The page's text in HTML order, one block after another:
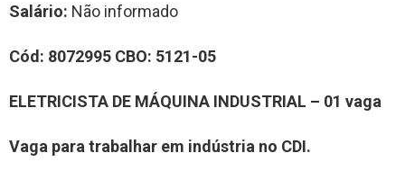
Salário: Não informado
Cód: 8072995 CBO: 5121-05
ELETRICISTA DE MÁQUINA INDUSTRIAL – 01 vaga
Vaga para trabalhar em indústria no CDI.